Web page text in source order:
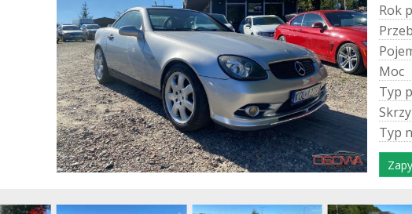
Rok p
Przeb
Poje
Moc
Typ p
Skrzy
Typ n